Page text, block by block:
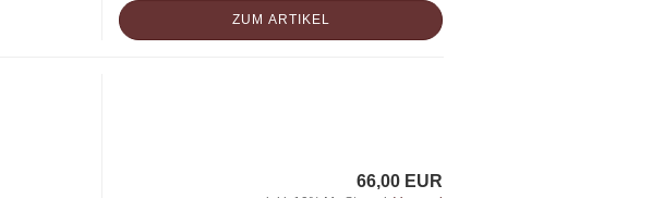
ZUM ARTIKEL
66,00 EUR